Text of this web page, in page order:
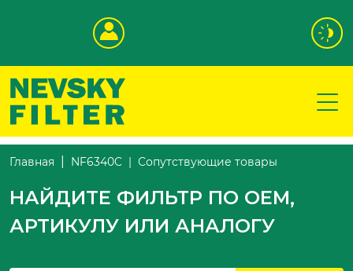
Главная NF6340C Сопутствующие товары
НАЙДИТЕ ФИЛЬТР ПО OEM,
АРТИКУЛУ ИЛИ АНАЛОГУ